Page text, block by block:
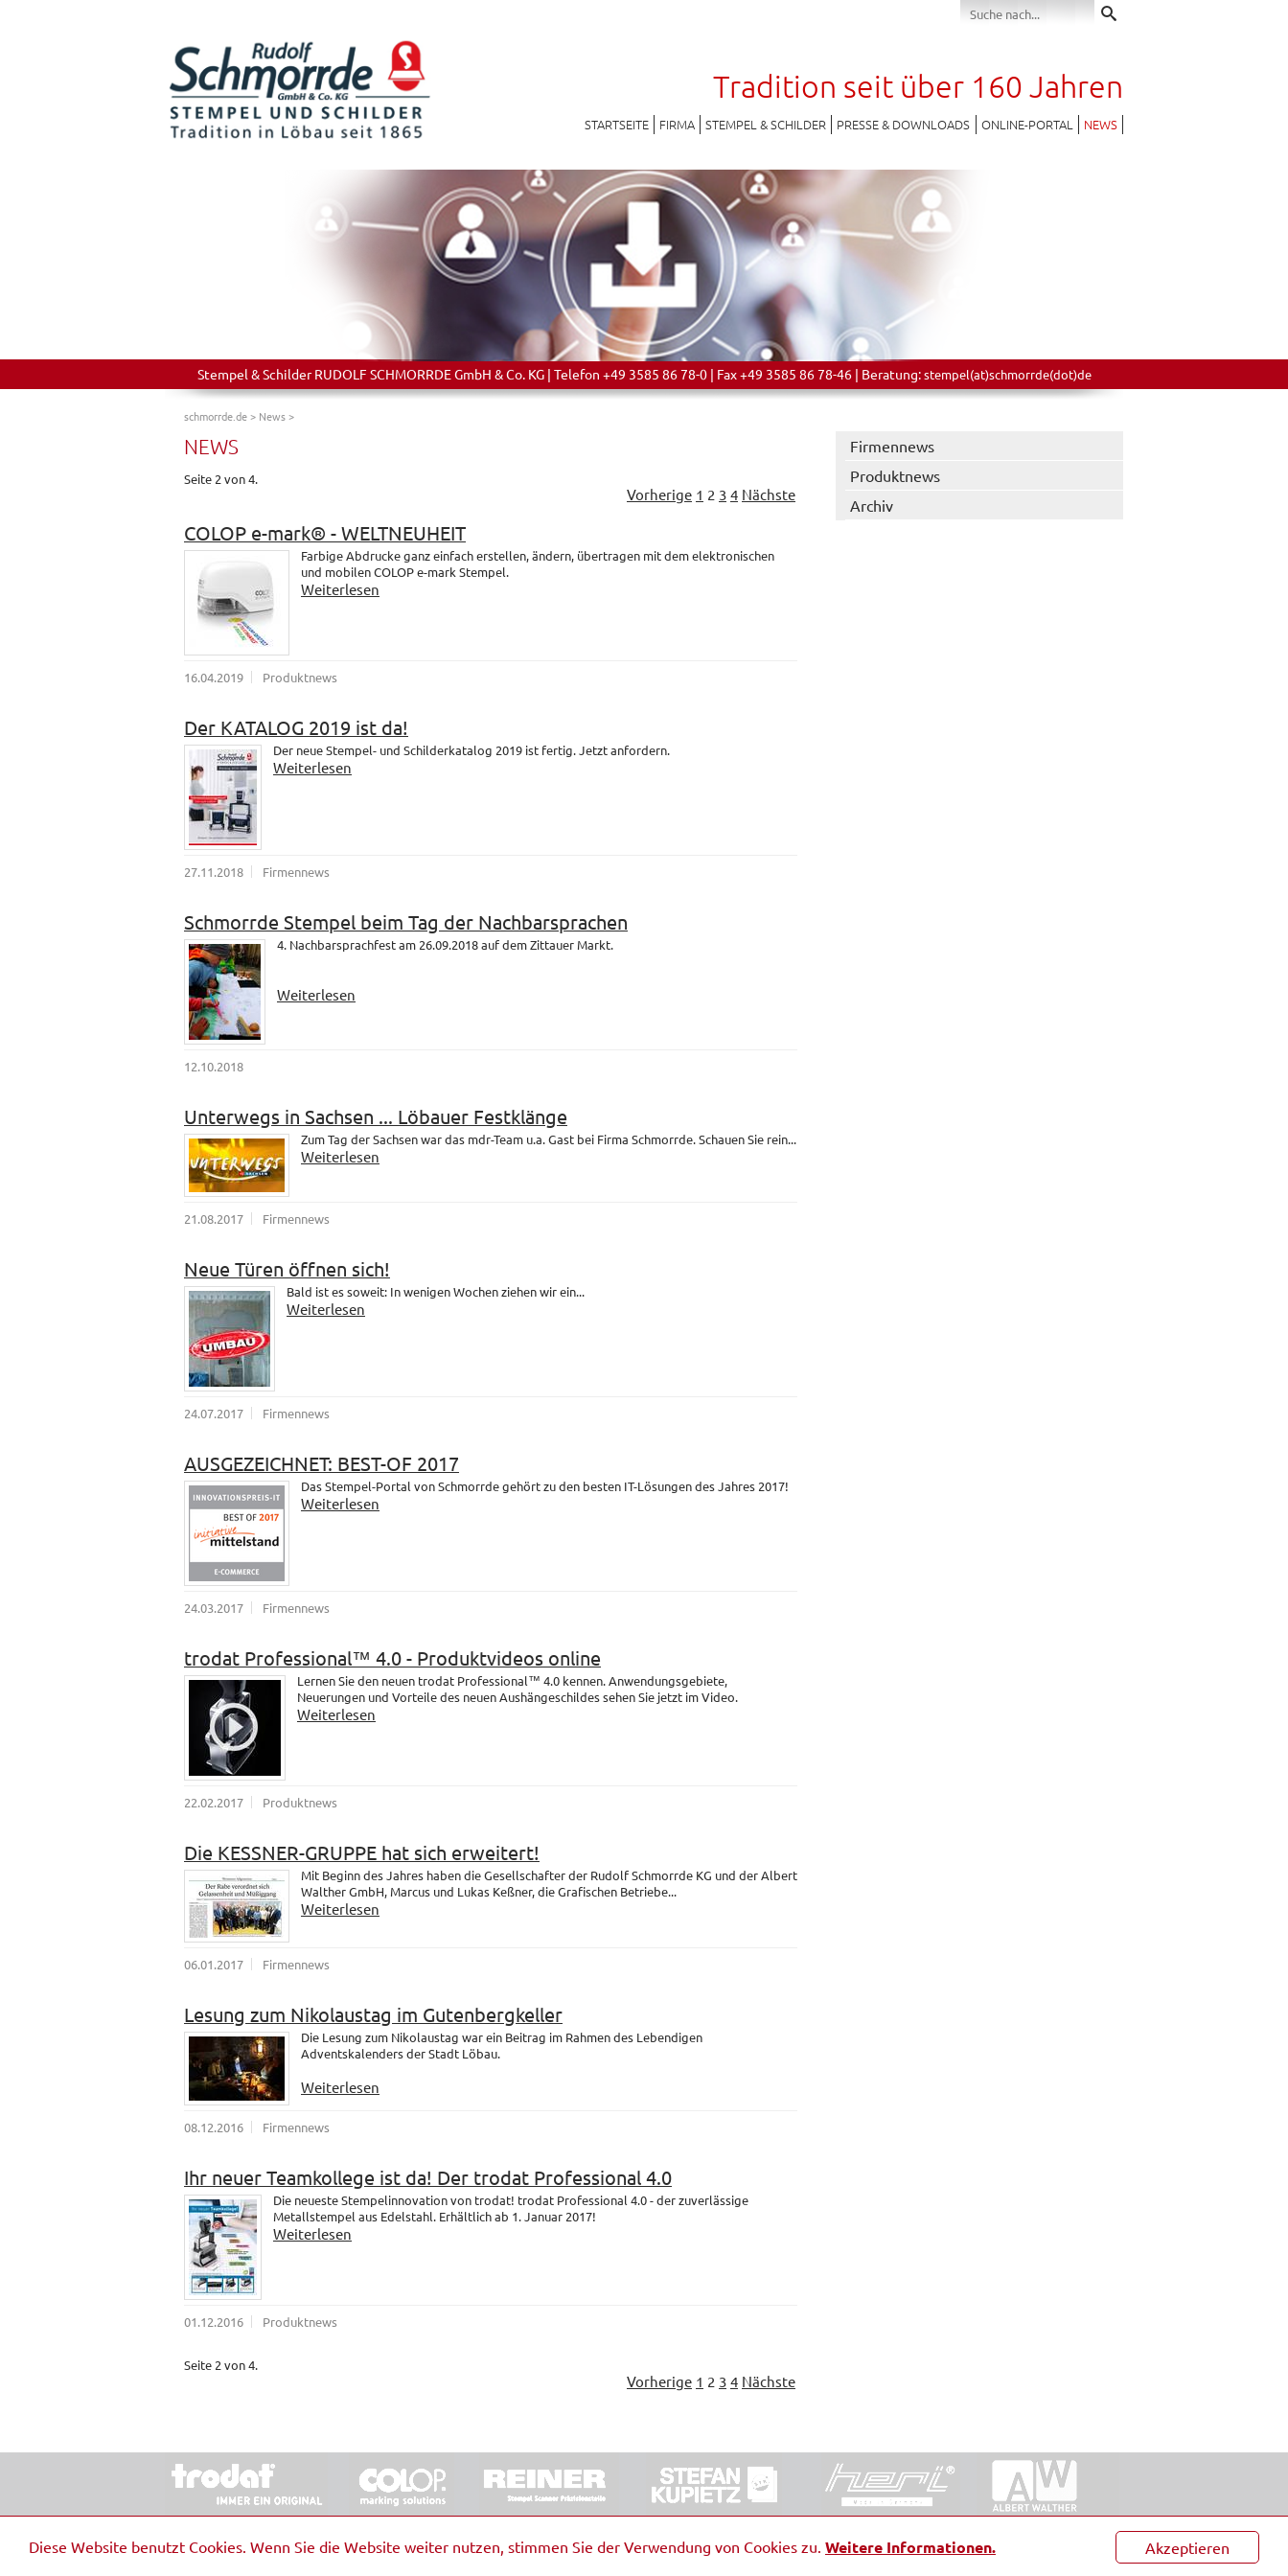
Akzeptieren
Diese Website benutzt Cookies. Wenn Sie die Website weiter nutzen, stimmen Sie der Verwendung von Cookies zu. Weitere Informationen.
Tradition seit über 160 Jahren
STARTSEITE FIRMA STEMPEL & SCHILDER PRESSE & DOWNLOADS ONLINE-PORTAL NEWS
Stempel & Schilder RUDOLF SCHMORRDE GmbH & Co. KG | Telefon +49 3585 86 78-0 | Fax +49 3585 86 78-46 | Beratung:stempel(at)schmorrde(dot)de
schmorrde.de> News>
NEWS
Seite 2 von 4.
Vorherige 1 2 3 4 Nächste
COLOP e-mark® - WELTNEUHEIT
Farbige Abdrucke ganz einfach erstellen, ändern, übertragen mit dem elektronischen
und mobilen COLOP e-mark Stempel.
Weiterlesen
16.04.2019 Produktnews
Der KATALOG 2019 ist da!
Der neue Stempel- und Schilderkatalog 2019 ist fertig. Jetzt anfordern.
Weiterlesen
27.11.2018 Firmennews
Schmorrde Stempel beim Tag der Nachbarsprachen
4. Nachbarsprachfest am 26.09.2018 auf dem Zittauer Markt.
Weiterlesen
12.10.2018
Unterwegs in Sachsen ... Löbauer Festklänge
Zum Tag der Sachsen war das mdr-Team u.a. Gast bei Firma Schmorrde. Schauen Sie rein...
Weiterlesen
21.08.2017 Firmennews
Neue Türen öffnen sich!
Bald ist es soweit: In wenigen Wochen ziehen wir ein...
Weiterlesen
24.07.2017 Firmennews
AUSGEZEICHNET: BEST-OF 2017
Das Stempel-Portal von Schmorrde gehört zu den besten IT-Lösungen des Jahres 2017!
Weiterlesen
24.03.2017 Firmennews
trodat Professional™ 4.0 - Produktvideos online
Lernen Sie den neuen trodat Professional™ 4.0 kennen. Anwendungsgebiete,
Neuerungen und Vorteile des neuen Aushängeschildes sehen Sie jetzt im Video.
Weiterlesen
22.02.2017 Produktnews
Die KESSNER-GRUPPE hat sich erweitert!
Mit Beginn des Jahres haben die Gesellschafter der Rudolf Schmorrde KG und der Albert
Walther GmbH, Marcus und Lukas Keßner, die Grafischen Betriebe...
Weiterlesen
06.01.2017 Firmennews
Lesung zum Nikolaustag im Gutenbergkeller
Die Lesung zum Nikolaustag war ein Beitrag im Rahmen des Lebendigen
Adventskalenders der Stadt Löbau.
Weiterlesen
08.12.2016 Firmennews
Ihr neuer Teamkollege ist da! Der trodat Professional 4.0
Die neueste Stempelinnovation von trodat! trodat Professional 4.0 - der zuverlässige
Metallstempel aus Edelstahl. Erhältlich ab 1. Januar 2017!
Weiterlesen
01.12.2016 Produktnews
Seite 2 von 4.
Vorherige 1 2 3 4 Nächste
Firmennews
Produktnews
Archiv
© 2026 Stempel & Schilder RUDOLF SCHMORRDE GmbH & Co. KG Impressum Barrierefreiheit Kontakt Datenschutz